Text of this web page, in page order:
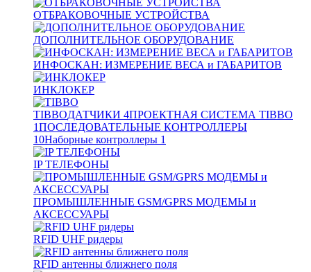
ОТБРАКОВОЧНЫЕ УСТРОЙСТВА
ДОПОЛНИТЕЛЬНОЕ ОБОРУДОВАНИЕ
ИНФОСКАН: ИЗМЕРЕНИЕ ВЕСА и ГАБАРИТОВ
ИНКЛОКЕР
TIBBOДАТЧИКИ 4ПРОЕКТНАЯ СИСТЕМА TIBBO
1ПОСЛЕДОВАТЕЛЬНЫЕ КОНТРОЛЛЕРЫ
10Наборные контроллеры 1
IP ТЕЛЕФОНЫ
ПРОМЫШЛЕННЫЕ GSM/GPRS МОДЕМЫ и
АКСЕССУАРЫ
RFID UHF ридеры
RFID антенны ближнего поля